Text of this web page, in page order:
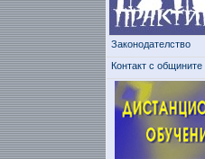
Законодателство
Контакт с общините